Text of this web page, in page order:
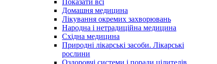
Показати всі
Домашня медицина
Лікування окремих захворювань
Народна і нетрадиційна медицина
Східна медицина
Природні лікарські засоби. Лікарські
рослини
Оздоровчі системи і поради цілителів